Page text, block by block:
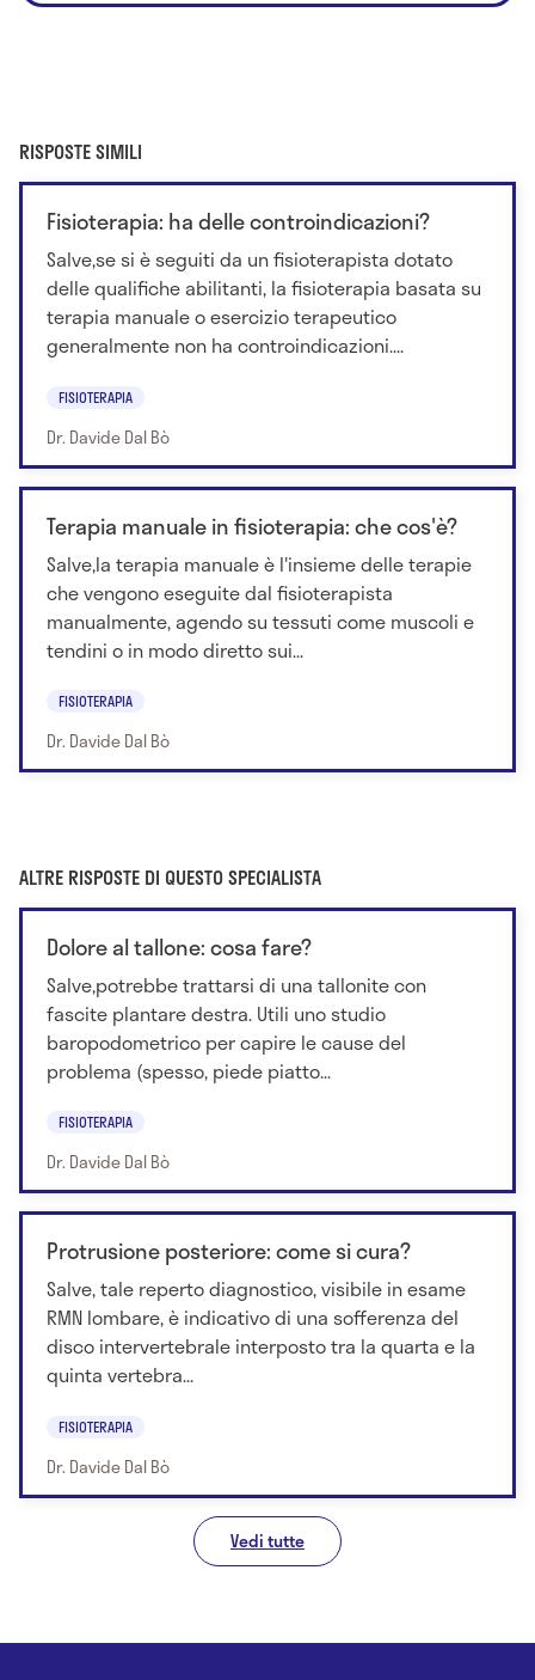
RISPOSTE SIMILI
Fisioterapia: ha delle controindicazioni?
Salve,se si è seguiti da un fisioterapista dotato
delle qualifiche abilitanti, la fisioterapia basata su
terapia manuale o esercizio terapeutico
generalmente non ha controindicazioni....
FISIOTERAPIA
Dr. Davide Dal Bò
Terapia manuale in fisioterapia: che cos'è?
Salve,la terapia manuale è l'insieme delle terapie
che vengono eseguite dal fisioterapista
manualmente, agendo su tessuti come muscoli e
tendini o in modo diretto sui...
FISIOTERAPIA
Dr. Davide Dal Bò
ALTRE RISPOSTE DI QUESTO SPECIALISTA
Dolore al tallone: cosa fare?
Salve,potrebbe trattarsi di una tallonite con
fascite plantare destra. Utili uno studio
baropodometrico per capire le cause del
problema (spesso, piede piatto...
FISIOTERAPIA
Dr. Davide Dal Bò
Protrusione posteriore: come si cura?
Salve, tale reperto diagnostico, visibile in esame
RMN lombare, è indicativo di una sofferenza del
disco intervertebrale interposto tra la quarta e la
quinta vertebra...
FISIOTERAPIA
Dr. Davide Dal Bò
Vedi tutte